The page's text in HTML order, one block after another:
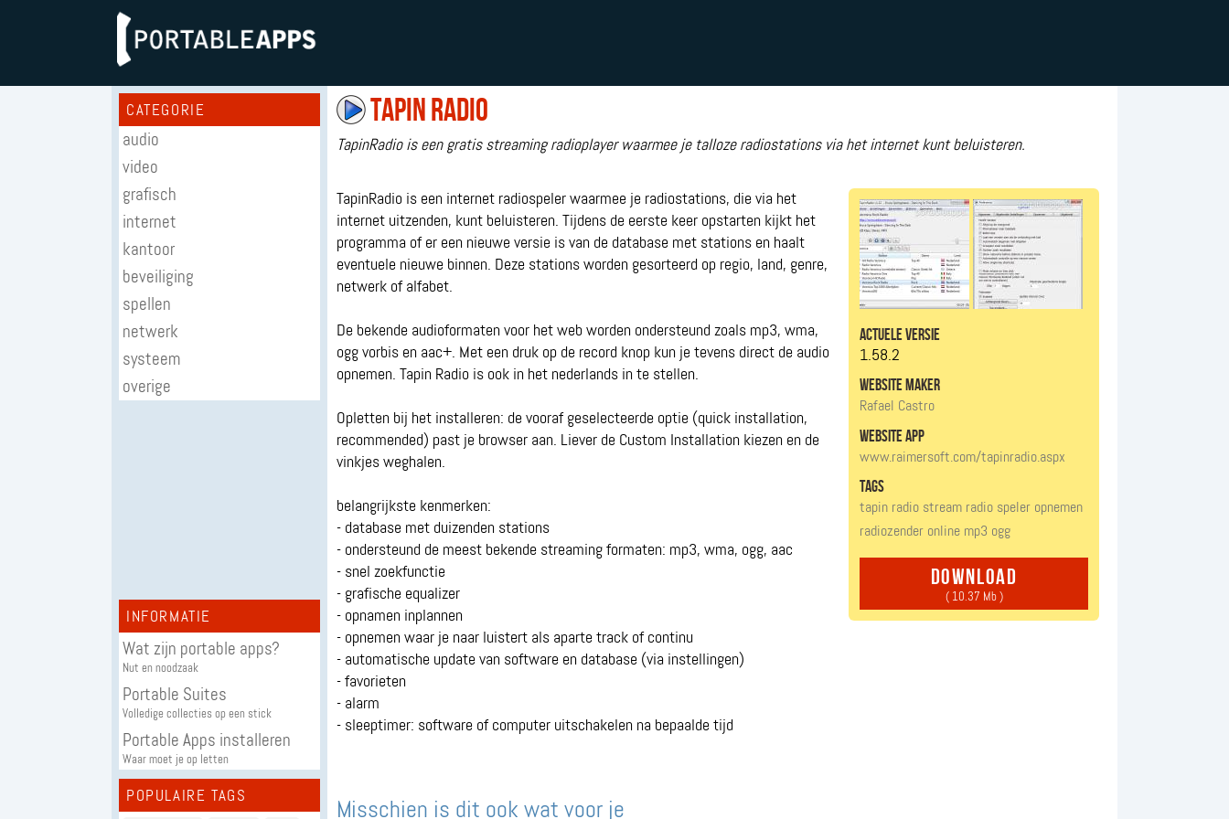
CATEGORIE
audio
video
grafisch
internet
kantoor
beveiliging
spellen
netwerk
systeem
overige
INFORMATIE
Wat zijn portable apps?
Nut en noodzaak
Portable Suites
Volledige collecties op een stick
Portable Apps installeren
Waar moet je op letten
POPULAIRE TAGS
Tapin Radio
TapinRadio is een gratis streaming radioplayer waarmee je talloze radiostations via het internet kunt beluisteren.
TapinRadio is een internet radiospeler waarmee je radiostations, die via het
internet uitzenden, kunt beluisteren. Tijdens de eerste keer opstarten kijkt het
programma of er een nieuwe versie is van de database met stations en haalt
eventuele nieuwe binnen. Deze stations worden gesorteerd op regio, land, genre,
netwerk of alfabet.
De bekende audioformaten voor het web worden ondersteund zoals mp3, wma,
ogg vorbis en aac+. Met een druk op de record knop kun je tevens direct de audio
opnemen. Tapin Radio is ook in het nederlands in te stellen.
Opletten bij het installeren: de vooraf geselecteerde optie (quick installation,
recommended) past je browser aan. Liever de Custom Installation kiezen en de
vinkjes weghalen.
belangrijkste kenmerken:
- database met duizenden stations
- ondersteund de meest bekende streaming formaten: mp3, wma, ogg, aac
- snel zoekfunctie
- grafische equalizer
- opnamen inplannen
- opnemen waar je naar luistert als aparte track of continu
- automatische update van software en database (via instellingen)
- favorieten
- alarm
- sleeptimer: software of computer uitschakelen na bepaalde tijd
actuele versie
1.58.2
website maker
Rafael Castro
website app
www.raimersoft.com/tapinradio.aspx
tags
tapin radio stream radio speler opnemen
radiozender online mp3 ogg
download
( 10.37 Mb )
Misschien is dit ook wat voor je